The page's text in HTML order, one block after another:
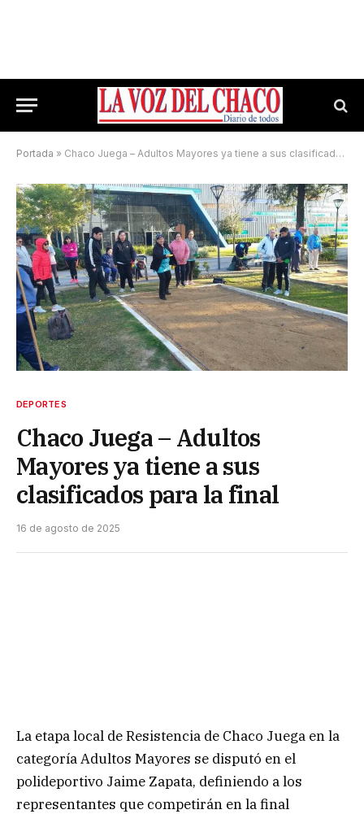
Portada » Chaco Juega – Adultos Mayores ya tiene a sus clasificados para la final
DEPORTES
Chaco Juega – Adultos
Mayores ya tiene a sus
clasificados para la final
16 de agosto de 2025
La etapa local de Resistencia de Chaco Juega en la
categoría Adultos Mayores se disputó en el
polideportivo Jaime Zapata, definiendo a los
representantes que competirán en la final